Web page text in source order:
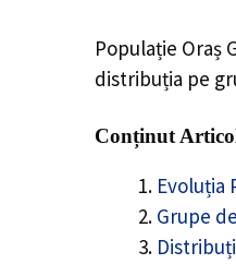
Populație Oraș
distribuția pe
Conținut
Evoluția
Grupe